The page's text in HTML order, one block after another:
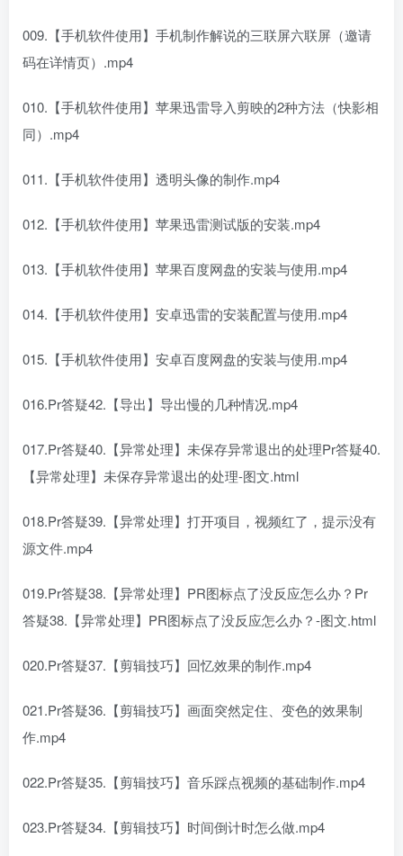
009.【手机软件使用】手机制作解说的三联屏六联屏（邀请
码在详情页）.mp4
010.【手机软件使用】苹果迅雷导入剪映的2种方法（快影相
同）.mp4
011.【手机软件使用】透明头像的制作.mp4
012.【手机软件使用】苹果迅雷测试版的安装.mp4
013.【手机软件使用】苹果百度网盘的安装与使用.mp4
014.【手机软件使用】安卓迅雷的安装配置与使用.mp4
015.【手机软件使用】安卓百度网盘的安装与使用.mp4
016.Pr答疑42.【导出】导出慢的几种情况.mp4
017.Pr答疑40.【异常处理】未保存异常退出的处理Pr答疑40.
【异常处理】未保存异常退出的处理-图文.html
018.Pr答疑39.【异常处理】打开项目，视频红了，提示没有
源文件.mp4
019.Pr答疑38.【异常处理】PR图标点了没反应怎么办？Pr
答疑38.【异常处理】PR图标点了没反应怎么办？-图文.html
020.Pr答疑37.【剪辑技巧】回忆效果的制作.mp4
021.Pr答疑36.【剪辑技巧】画面突然定住、变色的效果制
作.mp4
022.Pr答疑35.【剪辑技巧】音乐踩点视频的基础制作.mp4
023.Pr答疑34.【剪辑技巧】时间倒计时怎么做.mp4